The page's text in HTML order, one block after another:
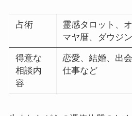
占術
霊感タロット、
マヤ暦、ダウジ
得意な
相談内
容
恋愛、結婚、出
仕事など